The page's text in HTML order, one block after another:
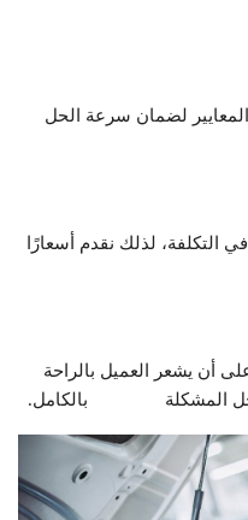
لضمان سرعة الحل
التكلفة، لذلك نقدم أسعارًا
أن يشعر العميل بالراحة
حل المشكلة بالكامل.